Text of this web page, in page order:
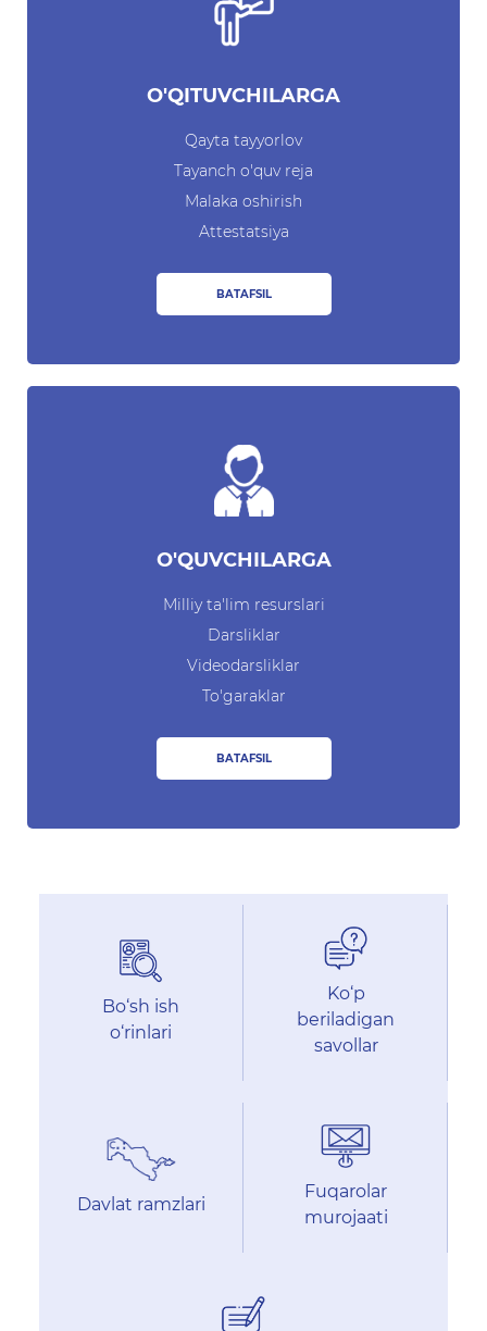
Ochiq ma'lumotlar to'plami
O'QITUVCHILARGA
Qayta tayyorlov
Tayanch o'quv reja
Malaka oshirish
Attestatsiya
BATAFSIL
O'QUVCHILARGA
Milliy ta'lim resurslari
Darsliklar
Videodarsliklar
To'garaklar
BATAFSIL
Bo‘sh ish
o‘rinlari
Ko‘p
beriladigan
savollar
Davlat ramzlari
Fuqarolar
murojaati